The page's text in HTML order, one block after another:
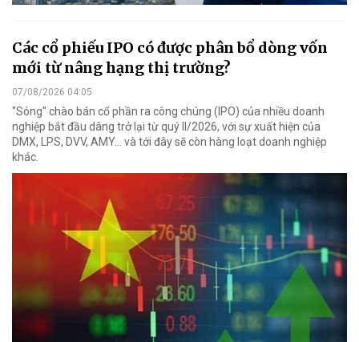
Các cổ phiếu IPO có được phân bổ dòng vốn
mới từ nâng hạng thị trường?
07/08/2026 04:05
"Sóng" chào bán cổ phần ra công chúng (IPO) của nhiều doanh
nghiệp bắt đầu dâng trở lại từ quý II/2026, với sự xuất hiện của
DMX, LPS, DVV, AMY... và tới đây sẽ còn hàng loạt doanh nghiệp
khác.